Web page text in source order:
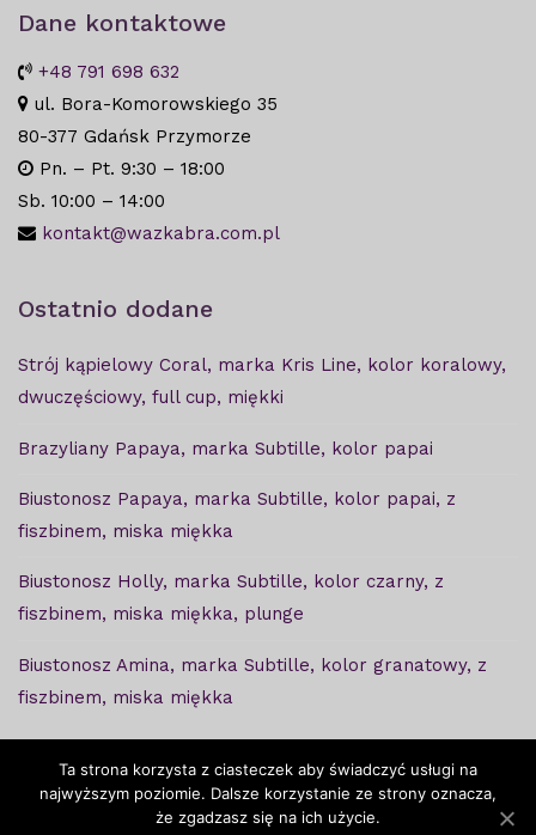
Dane kontaktowe
+48 791 698 632
ul. Bora-Komorowskiego 35
80-377 Gdańsk Przymorze
Pn. – Pt. 9:30 – 18:00
Sb. 10:00 – 14:00
kontakt@wazkabra.com.pl
Ostatnio dodane
Strój kąpielowy Coral, marka Kris Line, kolor koralowy,
dwuczęściowy, full cup, miękki
Brazyliany Papaya, marka Subtille, kolor papai
Biustonosz Papaya, marka Subtille, kolor papai, z
fiszbinem, miska miękka
Biustonosz Holly, marka Subtille, kolor czarny, z
fiszbinem, miska miękka, plunge
Biustonosz Amina, marka Subtille, kolor granatowy, z
fiszbinem, miska miękka
Copyright © Ważkabra - 2020. Projekt i wykonanie -
Ta strona korzysta z ciasteczek aby świadczyć usługi na
najwyższym poziomie. Dalsze korzystanie ze strony oznacza,
że zgadzasz się na ich użycie.